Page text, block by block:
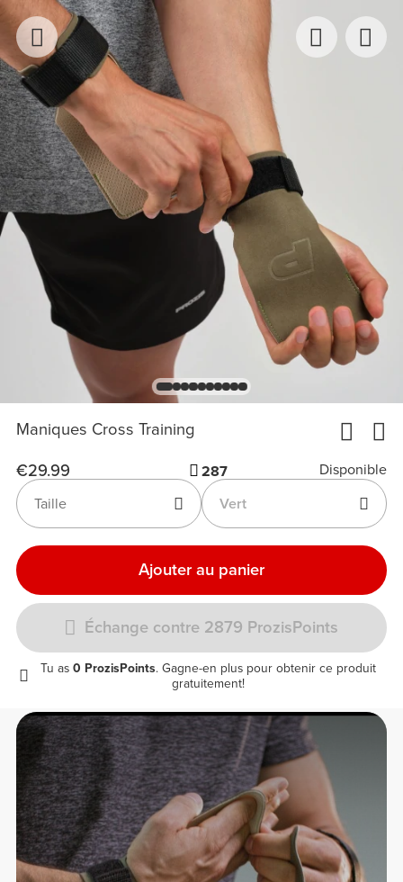
Maniques Cross Training
€29.99 287
Disponible
Vert
Taille
Ajouter au panier
Échange contre 2879 ProzisPoints
Tu as0 ProzisPoints. Gagne-en plus pour obtenir ce produit
gratuitement!